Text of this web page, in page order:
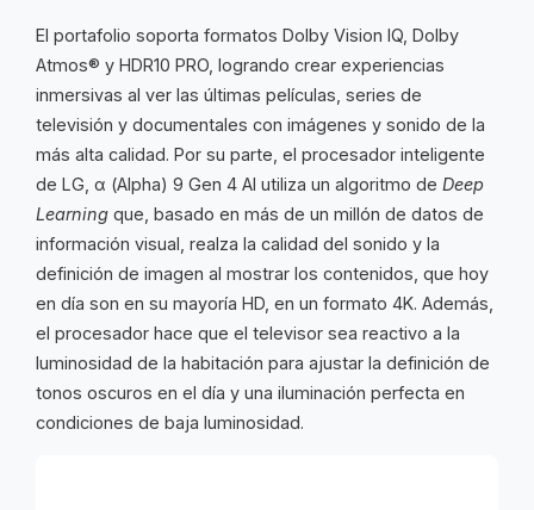
El portafolio soporta formatos Dolby Vision IQ, Dolby
Atmos® y HDR10 PRO, logrando crear experiencias
inmersivas al ver las últimas películas, series de
televisión y documentales con imágenes y sonido de la
más alta calidad. Por su parte, el procesador inteligente
de LG, α (Alpha) 9 Gen 4 AI utiliza un algoritmo de Deep
Learning que, basado en más de un millón de datos de
información visual, realza la calidad del sonido y la
definición de imagen al mostrar los contenidos, que hoy
en día son en su mayoría HD, en un formato 4K. Además,
el procesador hace que el televisor sea reactivo a la
luminosidad de la habitación para ajustar la definición de
tonos oscuros en el día y una iluminación perfecta en
condiciones de baja luminosidad.